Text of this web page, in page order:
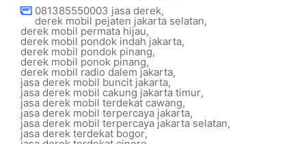
081385550003 jasa derek,
derek mobil pejaten jakarta selatan,
derek mobil permata hijau,
derek mobil pondok indah jakarta,
derek mobil pondok pinang,
derek mobil ponok pinang,
derek mobil radio dalem jakarta,
jasa derek mobil buncit jakarta,
jasa derek mobil cakung jakarta timur,
jasa derek mobil terdekat cawang,
jasa derek mobil terpercaya jakarta,
jasa derek mobil terpercaya jakarta selatan,
jasa derek terdekat bogor,